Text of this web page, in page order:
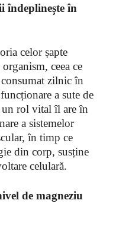
îndeplinește în
celor șapte
ceea ce
consumat zilnic în
a sute de
un rol vital îl are în
a sistemelor
în timp ce
din corp, susține
celulară.
de magneziu